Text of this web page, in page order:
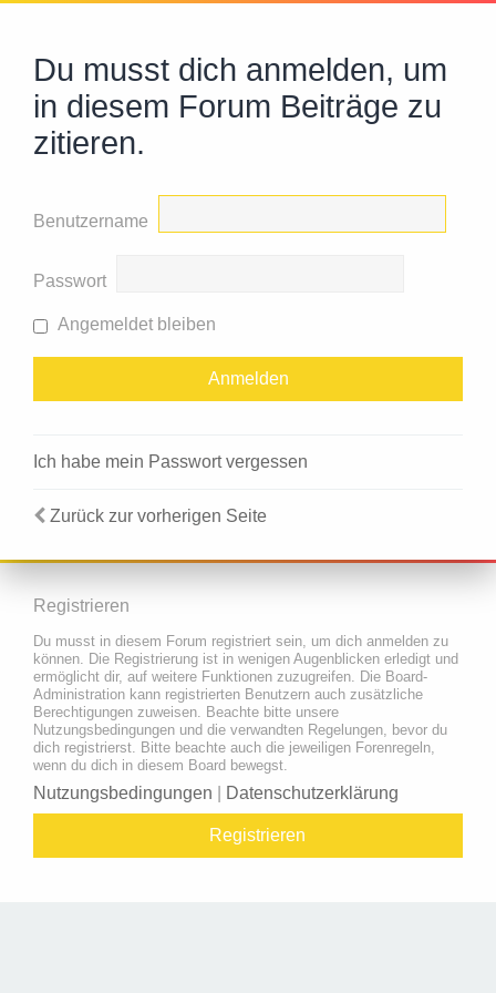
Du musst dich anmelden, um
in diesem Forum Beiträge zu
zitieren.
Benutzername
Passwort
Angemeldet bleiben
Ich habe mein Passwort vergessen
Zurück zur vorherigen Seite
Registrieren
Du musst in diesem Forum registriert sein, um dich anmelden zu
können. Die Registrierung ist in wenigen Augenblicken erledigt und
ermöglicht dir, auf weitere Funktionen zuzugreifen. Die Board-
Administration kann registrierten Benutzern auch zusätzliche
Berechtigungen zuweisen. Beachte bitte unsere
Nutzungsbedingungen und die verwandten Regelungen, bevor du
dich registrierst. Bitte beachte auch die jeweiligen Forenregeln,
wenn du dich in diesem Board bewegst.
Nutzungsbedingungen Datenschutzerklärung
Registrieren